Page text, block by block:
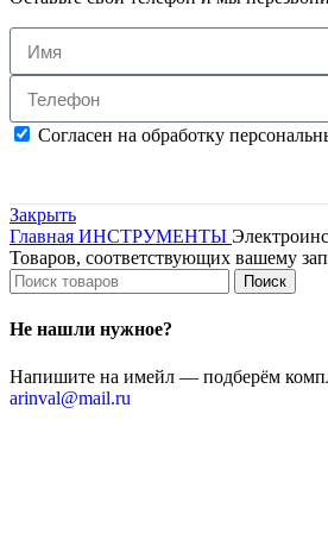
Согласен на обработку
Закрыть
Главная ИНСТРУМЕНТЫ
Товаров, соответствующих вашему
Поиск
Не нашли нужное?
Напишите на имейл — подберём
arinval@mail.ru